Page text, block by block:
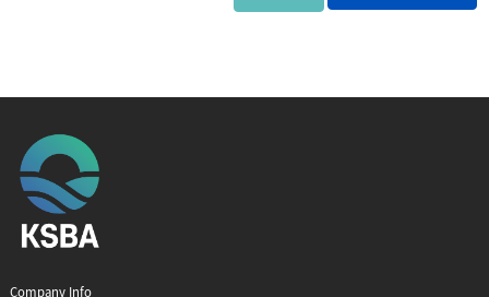
Company Info